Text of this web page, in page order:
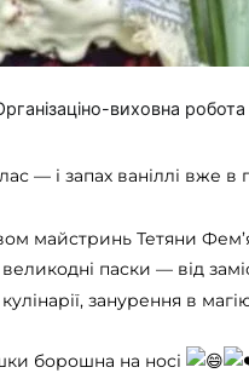
виховна робота
— і запах ваніллі вже в
майстринь Тетяни
паски — від
занурення в
борошна на носі